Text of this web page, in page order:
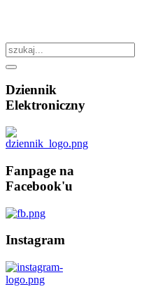
Dziennik
Elektroniczny
Fanpage na
Facebook'u
Instagram